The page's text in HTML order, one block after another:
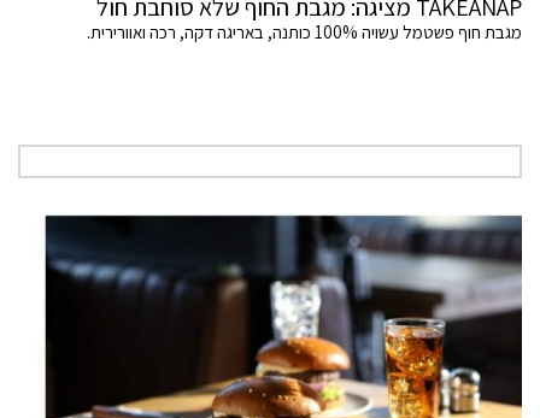
TAKEANAP מציגה: מגבת החוף שלא סוחבת חול
מגבת חוף פשטמל עשויה 100% כותנה, באריגה דקה, רכה ואוורירית.